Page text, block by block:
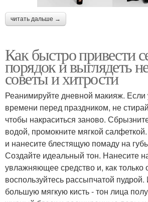
читать дальше →
Как быстро привести
порядок и выглядеть
советы и хитрости
Реанимируйте дневной макияж.
времени перед праздником, не
чтобы накраситься заново.
водой, промокните мягкой
и нанесите блестящую помаду на
Создайте идеальный тон. Нанесите
увлажняющее средство и, как только
воспользуйтесь рассыпчатой пудрой.
большую мягкую кисть - тон лица